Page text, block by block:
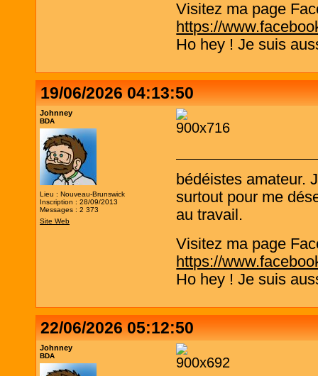
Visitez ma page
https://
Ho hey ! Je suis
19/06/2026 04:13:50
Johnney
BDA
Lieu : Nouveau-Brunswick
Inscription : 28/09/2013
Messages : 2 373
Site Web
bédéistes amateur.
surtout pour me
au travail.
Visitez ma page
https://
Ho hey ! Je suis
22/06/2026 05:12:50
Johnney
BDA